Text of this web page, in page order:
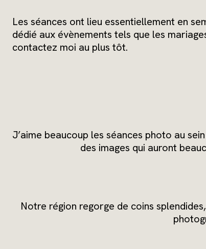
Les séances ont lieu essentiellement en
dédié aux évènements tels que les
contactez moi au plus tôt.
J’aime beaucoup les séances photo au
des images qui auront
Notre région regorge de coins